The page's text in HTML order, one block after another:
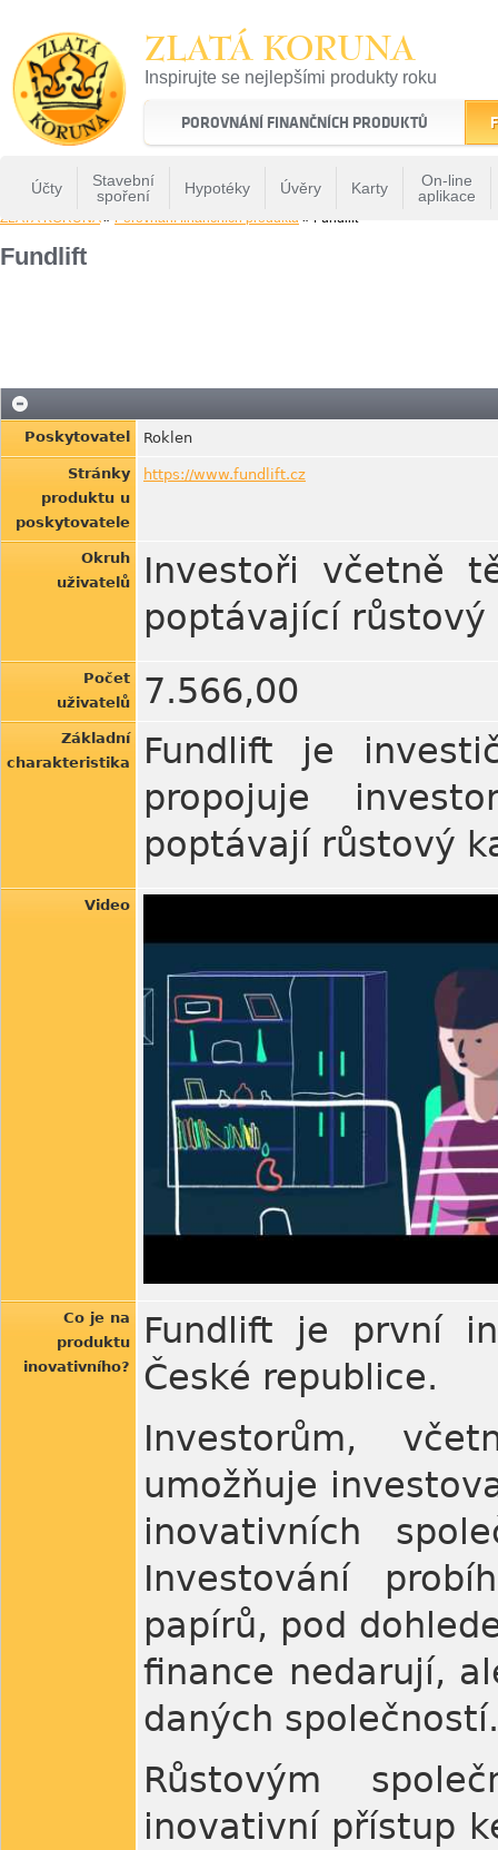
ZLATÁ KORUNA
Inspirujte se nejlepšími produkty roku
22 let tradice a kvality na finančním trhu
POROVNÁNÍ FINANČNÍCH PRODUKTŮ
Účty
Stavební
spoření
Hypotéky Úvěry Karty
On-line
aplikace
ZLATÁ KORUNA» Porovnání finančních produktů » Fundlift
Fundlift
Poskytovatel Roklen
Stránky
produktu u
poskytovatele
https://www.fundlift.cz
Okruh
uživatelů
Investoři včetně
poptávající růstový
Počet
uživatelů
7.566,00
Základní
charakteristika
Fundlift je
propojuje
poptávají růstový
Video
Co je na
produktu
inovativního?
Fundlift je první
České republice.
Investorům,
umožňuje
inovativních
Investování
papírů, pod
finance nedarují,
daných společností.
Růstovým
inovativní přístup